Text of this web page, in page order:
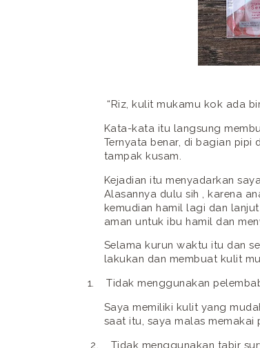
“Riz, kulit mukamu kok ada
Kata-kata itu langsung
Ternyata benar, di bagian
tampak kusam.
Kejadian itu menyadarkan
Alasannya dulu sih , karena
kemudian hamil lagi dan
aman untuk ibu hamil dan
Selama kurun waktu itu dan
lakukan dan membuat kulit
1. Tidak menggunakan
Saya memiliki kulit yang
saat itu, saya malas memakai
2. Tidak menggunakan tabir